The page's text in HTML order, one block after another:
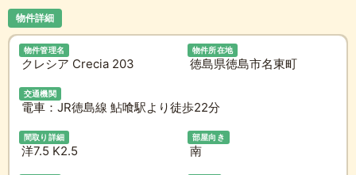
物件詳細
物件管理名
クレシア Crecia 203
物件所在地
徳島県徳島市名東町
交通機関
電車：JR徳島線 鮎喰駅より徒歩22分
間取り詳細
洋7.5 K2.5
部屋向き
南